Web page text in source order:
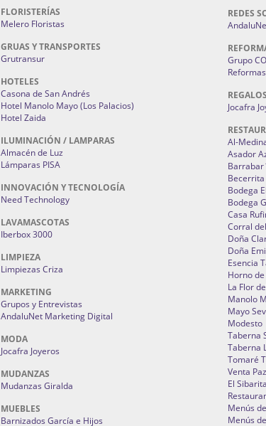
FLORISTERÍAS
Melero Floristas
GRUAS Y TRANSPORTES
Grutransur
HOTELES
Casona de San Andrés
Hotel Manolo Mayo (Los Palacios)
Hotel Zaida
ILUMINACIÓN / LAMPARAS
Almacén de Luz
Lámparas PISA
INNOVACIÓN Y TECNOLOGÍA
Need Technology
LAVAMASCOTAS
Iberbox 3000
LIMPIEZA
Limpiezas Criza
MARKETING
Grupos y Entrevistas
AndaluNet Marketing Digital
MODA
Jocafra Joyeros
MUDANZAS
Mudanzas Giralda
MUEBLES
Barnizados García e Hijos
REDES
Grupo
Jocafra
Al-
Asador
Becerrita
Bodega
Bodega
Casa
Corral
Doña
Doña
Esencia
Horno
La Flor
Manolo
Mayo
Modesto
Taberna
Taberna
Tomaré
Venta
El
Menús
Menús